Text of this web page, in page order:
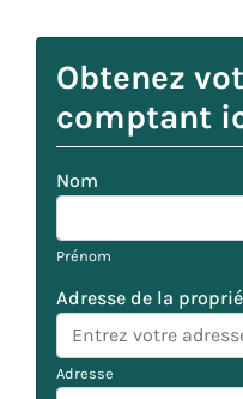
Obtenez
comptant
Nom
Prénom
Adresse de la
Adresse